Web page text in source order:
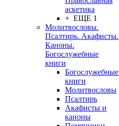
аскетика
+ ЕЩЕ 1
Молитвословы.
Псалтирь. Акафисты.
Каноны.
Богослужебные
книги
Богослужебные
книги
Молитвословы
Псалтирь
Акафисты и
каноны